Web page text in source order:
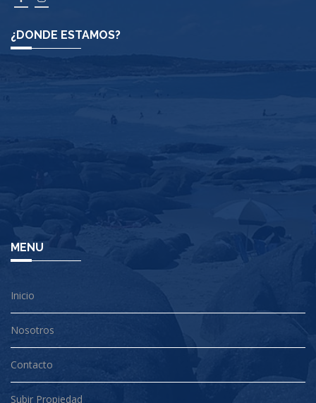
¿DONDE ESTAMOS?
MENU
Inicio
Nosotros
Contacto
Subir Propiedad